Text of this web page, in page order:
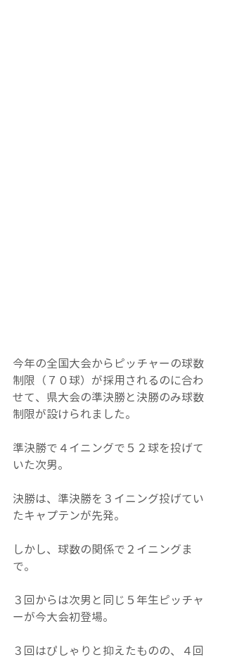
今年の全国大会からピッチャーの球数
制限（７０球）が採用されるのに合わ
せて、県大会の準決勝と決勝のみ球数
制限が設けられました。
準決勝で４イニングで５２球を投げて
いた次男。
決勝は、準決勝を３イニング投げてい
たキャプテンが先発。
しかし、球数の関係で２イニングま
で。
３回からは次男と同じ５年生ピッチャ
ーが今大会初登場。
３回はぴしゃりと抑えたものの、４回